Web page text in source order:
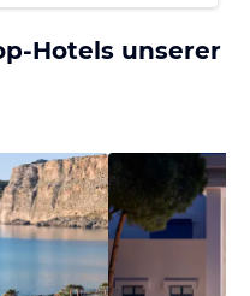
Hotels unserer